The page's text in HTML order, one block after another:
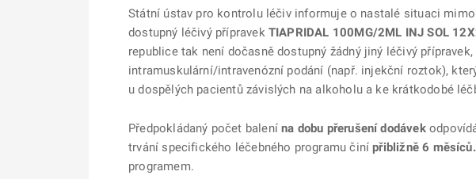
Státní ústav pro kontrolu léčiv informuje o nastalé situaci
dostupný léčivý přípravek TIAPRIDAL 100MG/2ML INJ SOL
republice tak není dočasně dostupný žádný jiný léčivý
intramuskulární/intravenózní podání (např. injekční roztok),
u dospělých pacientů závislých na alkoholu a ke krátkodobé
Předpokládaný počet balenína dobu přerušení dodávek
trvání specifického léčebného programu činípřibližně 6 měsíců.
programem.